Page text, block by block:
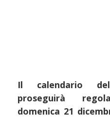
Il calendario
proseguirà
domenica 21